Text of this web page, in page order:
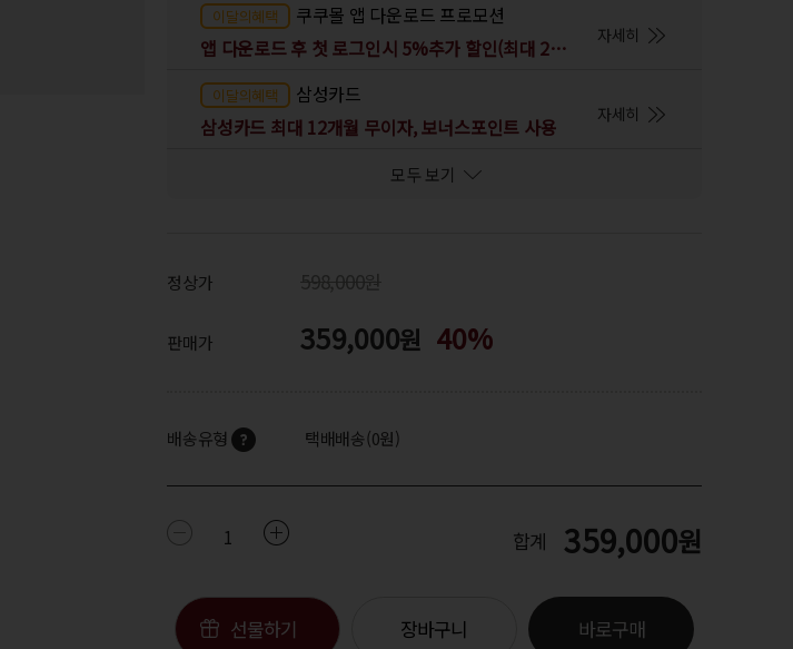
이달의혜택
쿠쿠몰 앱 다운로드 프로모션
앱 다운로드 후 첫 로그인시 5%추가 할인(최대 2만원)
자세히
이달의혜택
삼성카드
삼성카드 최대 12개월 무이자, 보너스포인트 사용
자세히
모두 보기
정상가 598,000원
판매가 359,000원 40%
배송유형 택배배송(0원)
1 합계 359,000원
선물하기 장바구니 바로구매